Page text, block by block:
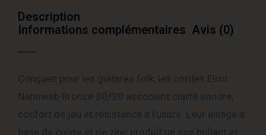
Description
Informations complémentaires Avis (0)